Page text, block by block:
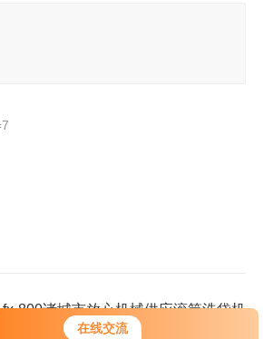
在线交流
fx-800诸城市放心机械供应滚筒洗袋机